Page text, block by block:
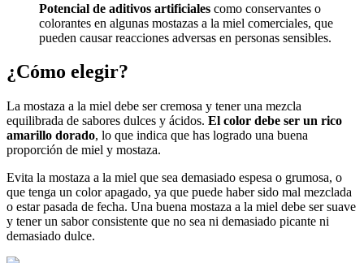
Potencial de aditivos artificiales como conservantes o
colorantes en algunas mostazas a la miel comerciales, que
pueden causar reacciones adversas en personas sensibles.
¿Cómo elegir?
La mostaza a la miel debe ser cremosa y tener una mezcla
equilibrada de sabores dulces y ácidos. El color debe ser un rico
amarillo dorado, lo que indica que has logrado una buena
proporción de miel y mostaza.
Evita la mostaza a la miel que sea demasiado espesa o grumosa, o
que tenga un color apagado, ya que puede haber sido mal mezclada
o estar pasada de fecha. Una buena mostaza a la miel debe ser suave
y tener un sabor consistente que no sea ni demasiado picante ni
demasiado dulce.